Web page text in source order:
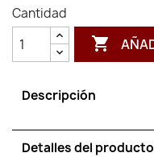
Cantidad

Descripción
Detalles del producto